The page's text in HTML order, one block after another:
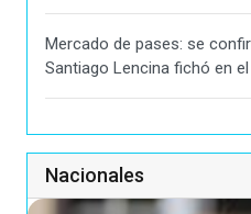
Mercado de pases: se
Santiago Lencina fichó en
Nacionales